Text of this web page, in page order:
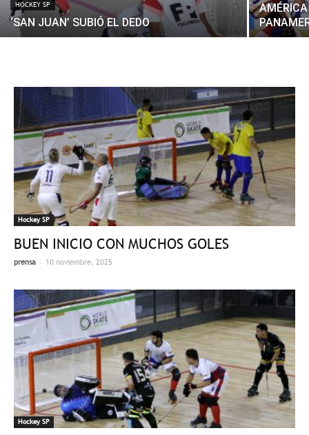
HOCKEY SP
‘SAN JUAN’ SUBIÓ EL DEDO
Hockey SP
BUEN INICIO CON MUCHOS GOLES
prensa - 10 noviembre, 2025
Hockey SP